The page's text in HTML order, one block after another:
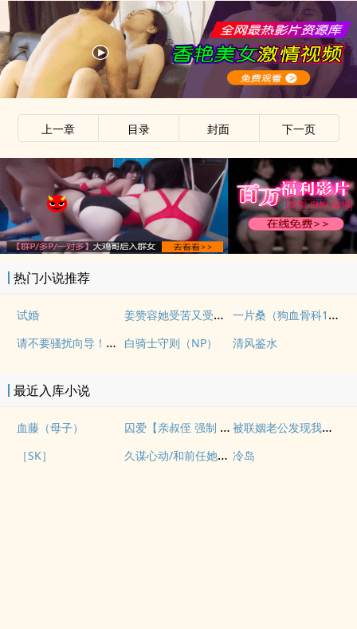
上一章 目录 封面 下一页
热门小说推荐
试婚 姜赞容她受苦又受难（NPH）
一片桑（狗血骨科1v1）
请不要骚扰向导！（哨向NPH）
白骑士守则（NP） 清风鉴水
最近入库小说
血藤（母子） 囚爱【亲叔侄 强制 1v1 H】 被联姻老公发现我写po文后
［SK］ 久谋心动/和前任她小姨先婚后爱 冷岛